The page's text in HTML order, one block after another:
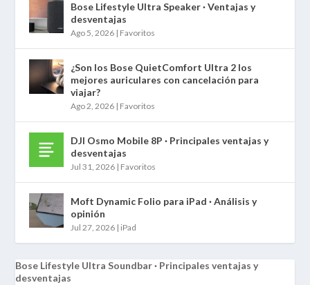
Bose Lifestyle Ultra Speaker · Ventajas y
desventajas
Ago 5, 2026 | Favoritos
¿Son los Bose QuietComfort Ultra 2 los
mejores auriculares con cancelación para
viajar?
Ago 2, 2026 | Favoritos
DJI Osmo Mobile 8P · Principales ventajas y
desventajas
Jul 31, 2026 | Favoritos
Moft Dynamic Folio para iPad · Análisis y
opinión
Jul 27, 2026 | iPad
Bose Lifestyle Ultra Soundbar · Principales ventajas y
desventajas